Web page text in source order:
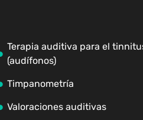
Terapia auditiva para el
(audífonos)
Timpanometría
Valoraciones auditivas